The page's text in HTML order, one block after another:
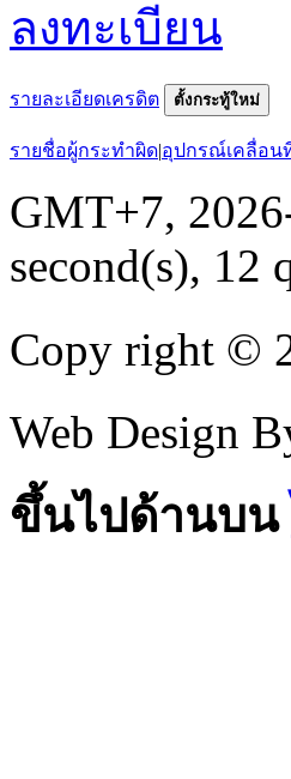
ลงทะเบียน
รายละเอียดเครดิต ตั้งกระทู้ใหม่
รายชื่อผู้กระทำผิด|อุปกรณ์เคลื่อน
GMT+7,
second(s), 12
Copy right ©
Web Design
ขึ้นไปด้านบน